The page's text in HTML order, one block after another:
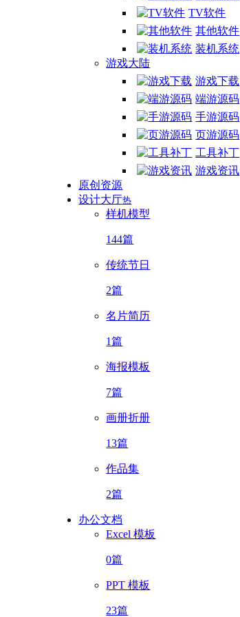
TV软件
其他软件
装机系统
游戏大陆
游戏下载
端游源码
手游源码
页游源码
工具补丁
游戏资讯
原创资源
设计大厅热
样机模型
144篇
传统节日
2篇
名片简历
1篇
海报模板
7篇
画册折册
13篇
作品集
2篇
办公文档
Excel 模板
0篇
PPT 模板
23篇